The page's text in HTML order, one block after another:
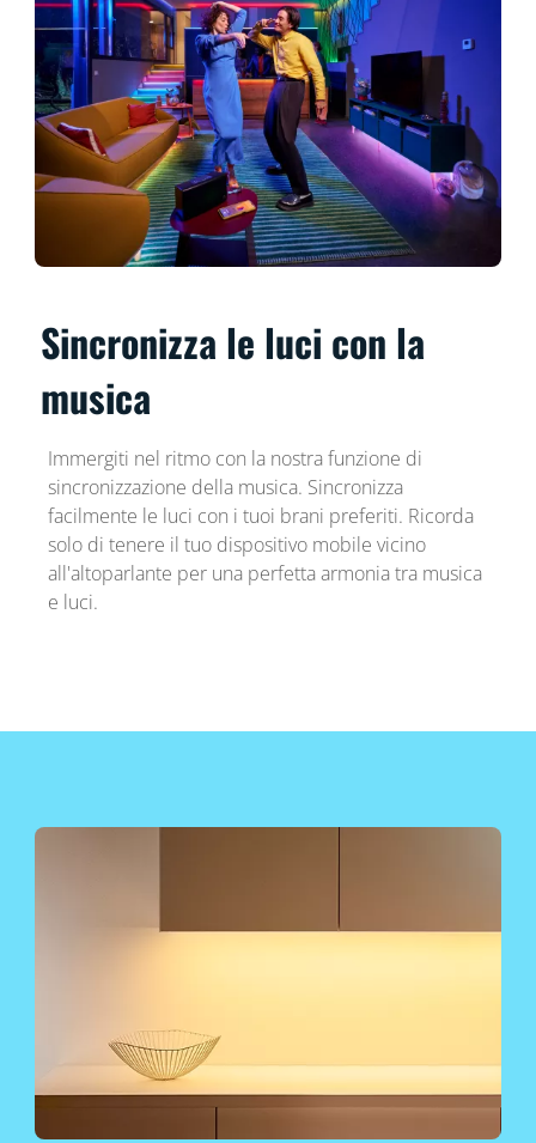
Sincronizza le luci con la
musica
Immergiti nel ritmo con la nostra funzione di
sincronizzazione della musica. Sincronizza
facilmente le luci con i tuoi brani preferiti. Ricorda
solo di tenere il tuo dispositivo mobile vicino
all'altoparlante per una perfetta armonia tra musica
e luci.